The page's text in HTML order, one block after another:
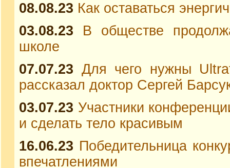
08.08.23 Как оставаться
03.08.23
В обществе
школе
07.07.23 Для чего нужны
рассказал доктор Сергей
03.07.23 Участники
и сделать тело красивым
16.06.23 Победительница
впечатлениями